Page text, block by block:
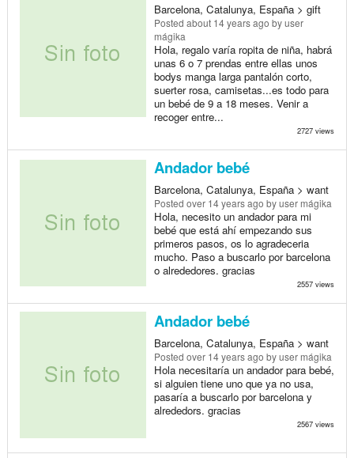
Barcelona, Catalunya, España > gift
Posted about 14 years ago by user
mágika
Hola, regalo varía ropita de niña, habrá
unas 6 o 7 prendas entre ellas unos
bodys manga larga pantalón corto,
suerter rosa, camisetas...es todo para
un bebé de 9 a 18 meses. Venir a
recoger entre...
2727 views
Andador bebé
Barcelona, Catalunya, España > want
Posted over 14 years ago by user mágika
Hola, necesito un andador para mi
bebé que está ahí empezando sus
primeros pasos, os lo agradeceria
mucho. Paso a buscarlo por barcelona
o alrededores. gracias
2557 views
Andador bebé
Barcelona, Catalunya, España > want
Posted over 14 years ago by user mágika
Hola necesitaría un andador para bebé,
si alguien tiene uno que ya no usa,
pasaría a buscarlo por barcelona y
alrededors. gracias
2567 views